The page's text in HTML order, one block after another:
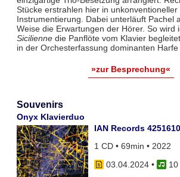
Stücke erstrahlen hier in unkonventioneller
Instrumentierung. Dabei unterläuft Pachel
Weise die Erwartungen der Hörer. So wird
Siciliennedie Panflöte vom Klavier
in der Orchesterfassung dominanten Harfe
»zur Besprechung«
Souvenirs
Onyx Klavierduo
IAN Records
1 CD • 69min • 2022
03.04.2024•